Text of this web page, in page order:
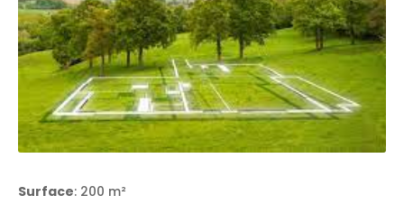
Surface: 200 m²